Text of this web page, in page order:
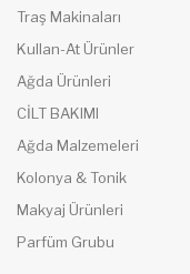
Traş Makinaları
Kullan-At Ürünler
Ağda Ürünleri
CİLT BAKIMI
Ağda Malzemeleri
Kolonya & Tonik
Makyaj Ürünleri
Parfüm Grubu